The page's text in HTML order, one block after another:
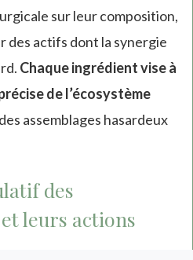
sur leur composition,
des actifs dont la synergie
Chaque ingrédient vise à
de l’écosystème
assemblages hasardeux
des
leurs actions